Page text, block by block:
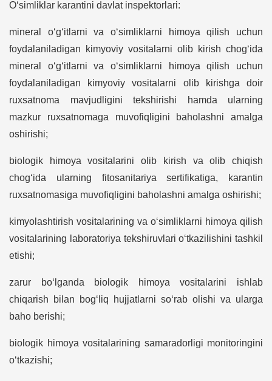
O‘simliklar karantini davlat inspektorlari:
mineral o‘g‘itlarni va o‘simliklarni himoya qilish uchun
foydalaniladigan kimyoviy vositalarni olib kirish chog‘ida
mineral o‘g‘itlarni va o‘simliklarni himoya qilish uchun
foydalaniladigan kimyoviy vositalarni olib kirishga doir
ruxsatnoma mavjudligini tekshirishi hamda ularning
mazkur ruxsatnomaga muvofiqligini baholashni amalga
oshirishi;
biologik himoya vositalarini olib kirish va olib chiqish
chog‘ida ularning fitosanitariya sertifikatiga, karantin
ruxsatnomasiga muvofiqligini baholashni amalga oshirishi;
kimyolashtirish vositalarining va o‘simliklarni himoya qilish
vositalarining laboratoriya tekshiruvlari o‘tkazilishini tashkil
etishi;
zarur bo‘lganda biologik himoya vositalarini ishlab
chiqarish bilan bog‘liq hujjatlarni so‘rab olishi va ularga
baho berishi;
biologik himoya vositalarining samaradorligi monitoringini
o‘tkazishi;